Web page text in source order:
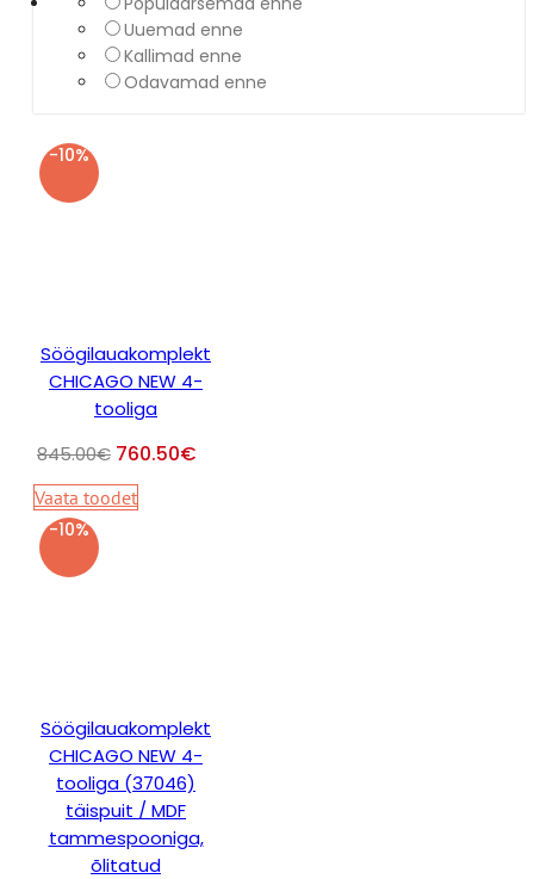
Uuemad enne
Kallimad enne
Odavamad enne
-10%
Söögilauakomplekt
CHICAGO NEW 4-
tooliga
845.00€ 760.50€
Vaata toodet
-10%
Söögilauakomplekt
CHICAGO NEW 4-
tooliga (37046)
täispuit / MDF
tammespooniga,
õlitatud